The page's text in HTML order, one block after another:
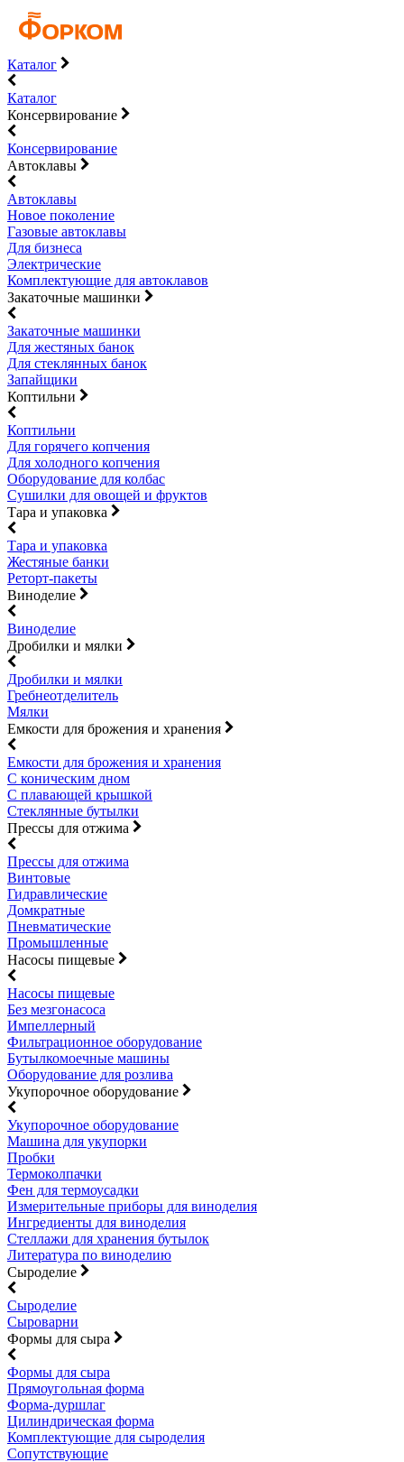
Каталог
Каталог
Консервирование
Консервирование
Автоклавы
Автоклавы
Новое поколение
Газовые автоклавы
Для бизнеса
Электрические
Комплектующие для автоклавов
Закаточные машинки
Закаточные машинки
Для жестяных банок
Для стеклянных банок
Запайщики
Коптильни
Коптильни
Для горячего копчения
Для холодного копчения
Оборудование для колбас
Сушилки для овощей и фруктов
Тара и упаковка
Тара и упаковка
Жестяные банки
Реторт-пакеты
Виноделие
Виноделие
Дробилки и мялки
Дробилки и мялки
Гребнеотделитель
Мялки
Емкости для брожения и хранения
Емкости для брожения и хранения
С коническим дном
С плавающей крышкой
Стеклянные бутылки
Прессы для отжима
Прессы для отжима
Винтовые
Гидравлические
Домкратные
Пневматические
Промышленные
Насосы пищевые
Насосы пищевые
Без мезгонасоса
Импеллерный
Фильтрационное оборудование
Бутылкомоечные машины
Оборудование для розлива
Укупорочное оборудование
Укупорочное оборудование
Машина для укупорки
Пробки
Термоколпачки
Фен для термоусадки
Измерительные приборы для виноделия
Ингредиенты для виноделия
Стеллажи для хранения бутылок
Литература по виноделию
Сыроделие
Сыроделие
Сыроварни
Формы для сыра
Формы для сыра
Прямоугольная форма
Форма-дуршлаг
Цилиндрическая форма
Комплектующие для сыроделия
Сопутствующие